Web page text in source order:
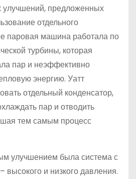
предложенных
отдельного
паровая машина работала по
турбины, которая
пар и неэффективно
энергию. Уатт
отдельный конденсатор,
пар и отводить
тем самым процесс
улучшением была система с
и низкого давления.